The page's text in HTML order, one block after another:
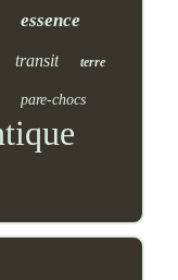
essence
transit terre
pare-chocs